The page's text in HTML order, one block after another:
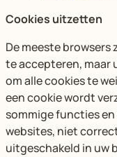
Cookies uitzetten
De meeste
te accepteren, maar
om alle cookies te
een cookie wordt
sommige functies
websites, niet
uitgeschakeld in uw